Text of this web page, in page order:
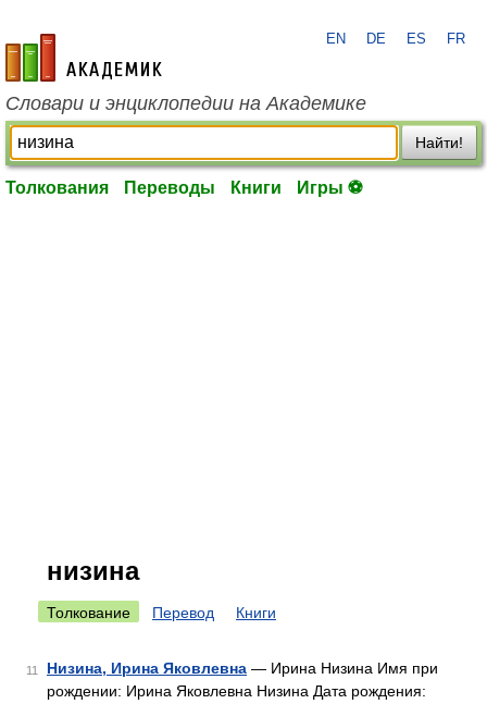
academic.ru
EN DE ES FR
Словари и энциклопедии на Академике
Найти!
Толкования Переводы Книги Игры ⚽
низина
Толкование Перевод Книги
11 Низина, Ирина Яковлевна — Ирина Низина Имя при
рождении: Ирина Яковлевна Низина Дата рождения: